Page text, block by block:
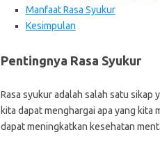
Manfaat Rasa Syukur
Kesimpulan
Pentingnya Rasa Syukur
Rasa syukur adalah salah satu
kita dapat menghargai apa yang kita
dapat meningkatkan kesehatan